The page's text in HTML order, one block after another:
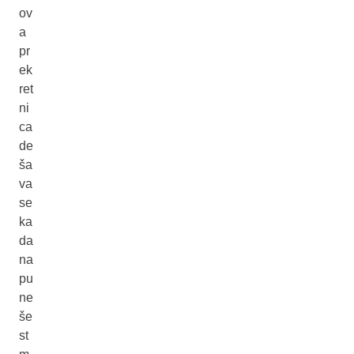
ov
a
pr
ek
ret
ni
ca
de
ša
va
se
ka
da
na
pu
ne
še
st